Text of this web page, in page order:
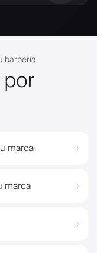
barbería
marca ›
marca ›
›